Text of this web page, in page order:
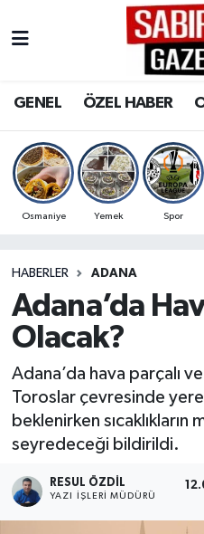
GENEL ÖZEL HABER
Osmaniye Yemek Spor
HABERLER ADANA
Adana’da
Olacak?
Adana’da hava parçalı
Toroslar çevresinde
beklenirken
seyredeceği bildirildi.
RESUL ÖZDIL
YAZI İŞLERI MÜDÜRÜ
OSMANİYE
MAGAZİN
SPOR
RESMİ İLANLAR
Osmaniye Nöbetçi
Osmaniye Trafik
Süper Lig Puan
Son Dakika Haberleri
Haber Arşivi